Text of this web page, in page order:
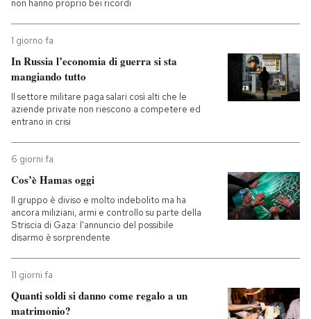
non hanno proprio bei ricordi
1 giorno fa
In Russia l’economia di guerra si sta
mangiando tutto
Il settore militare paga salari così alti che le
aziende private non riescono a competere ed
entrano in crisi
6 giorni fa
Cos’è Hamas oggi
Il gruppo è diviso e molto indebolito ma ha
ancora miliziani, armi e controllo su parte della
Striscia di Gaza: l'annuncio del possibile
disarmo è sorprendente
11 giorni fa
Quanti soldi si danno come regalo a un
matrimonio?